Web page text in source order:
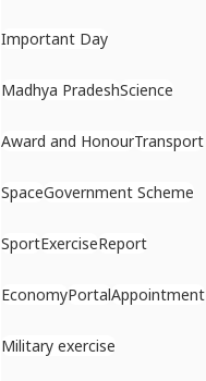
Important Day
Madhya PradeshScience
Award and HonourTransport
SpaceGovernment Scheme
SportExerciseReport
EconomyPortalAppointment
Military exercise